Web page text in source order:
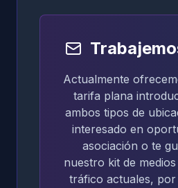
Actualmente
tarifa plana
ambos tipos de
interesado en
asociación o te
nuestro kit de
tráfico actuales,